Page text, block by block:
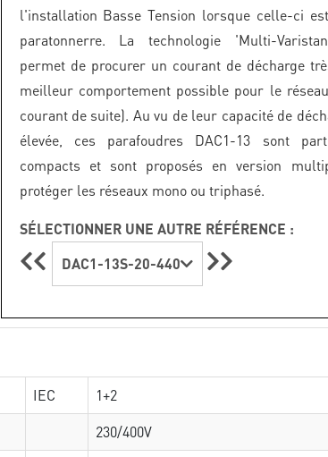
l'installation Basse Tension lorsque celle-ci
paratonnerre. La technologie 'Multi-
permet de procurer un courant de décharge
meilleur comportement possible pour le
courant de suite). Au vu de leur capacité de
élevée, ces parafoudres DAC1-13 sont
compacts et sont proposés en version
protéger les réseaux mono ou triphasé.
SÉLECTIONNER UNE AUTRE RÉFÉRENCE :
DAC1-13S-20-440
IEC
1+2
230/400V